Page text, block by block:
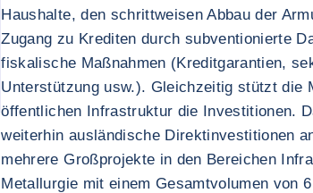
Haushalte, den schrittweisen Abbau der
Zugang zu Krediten durch subventionierte
fiskalische Maßnahmen (Kreditgarantien,
Unterstützung usw.). Gleichzeitig stützt die
öffentlichen Infrastruktur die Investitionen.
weiterhin ausländische Direktinvestitionen
mehrere Großprojekte in den Bereichen
Metallurgie mit einem Gesamtvolumen von